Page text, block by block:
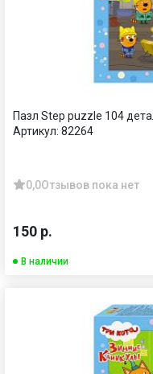
Пазл Step puzzle 104
Артикул: 82264
0,0Отзывов пока нет
150 р.
В наличии